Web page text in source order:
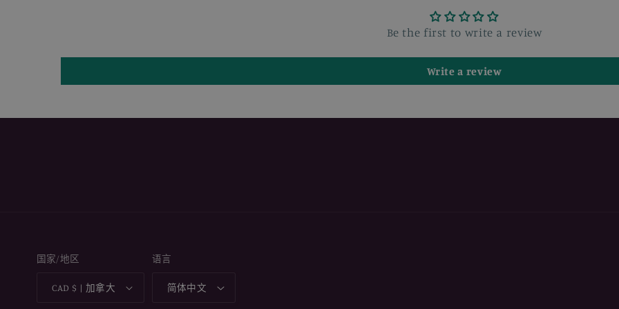
Be the first to write a review
Write a review
国家/地区
CAD $ | 加拿大
语言
简体中文